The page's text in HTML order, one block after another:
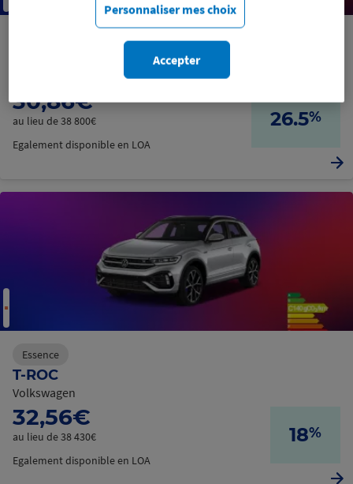
Essence / Micro-Hybride
30,86€
au lieu de 38 800€
Egalement disponible en LOA
26.5%
Essence
T-ROC
Volkswagen
32,56€
au lieu de 38 430€
Egalement disponible en LOA
18%
Personnaliser mes choix
Accepter